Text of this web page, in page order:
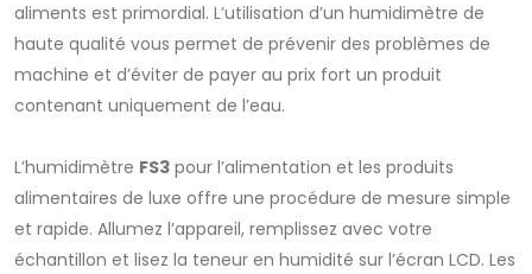
aliments est primordial. L’utilisation d’un humidimètre de
haute qualité vous permet de prévenir des problèmes de
machine et d’éviter de payer au prix fort un produit
contenant uniquement de l’eau.
L’humidimètre FS3 pour l’alimentation et les produits
alimentaires de luxe offre une procédure de mesure simple
et rapide. Allumez l’appareil, remplissez avec votre
échantillon et lisez la teneur en humidité sur l’écran LCD. Les